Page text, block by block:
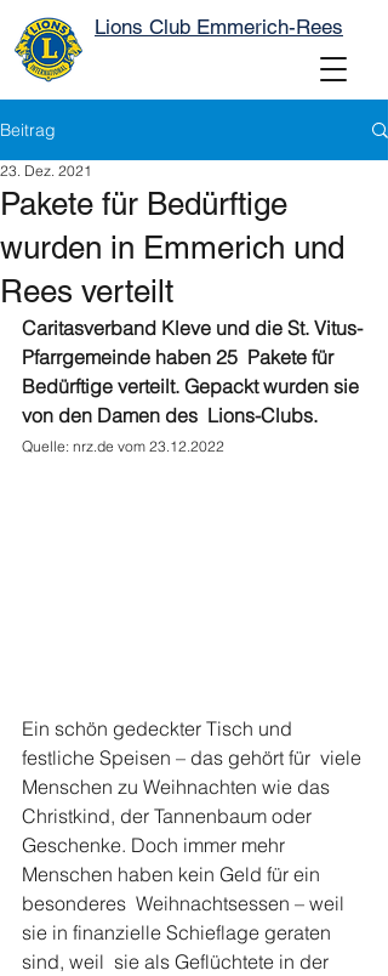
Lions Club Emmerich-Rees
Beitrag
Pakete für Bedürftige
wurden in Emmerich und
Rees verteilt
23. Dez. 2021
Caritasverband Kleve und die St. Vitus-
Pfarrgemeinde haben 25  Pakete für
Bedürftige verteilt. Gepackt wurden sie
von den Damen des  Lions-Clubs.
Quelle: nrz.de vom 23.12.2022
Ein schön gedeckter Tisch und
festliche Speisen – das gehört für  viele
Menschen zu Weihnachten wie das
Christkind, der Tannenbaum oder
Geschenke. Doch immer mehr
Menschen haben kein Geld für ein
besonderes  Weihnachtsessen – weil
sie in finanzielle Schieflage geraten
sind, weil  sie als Geflüchtete in der